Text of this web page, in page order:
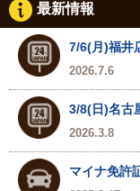
最新情報
7/6(月)福井
2026.7.6
3/8(日)名古
2026.3.8
マイナ免許